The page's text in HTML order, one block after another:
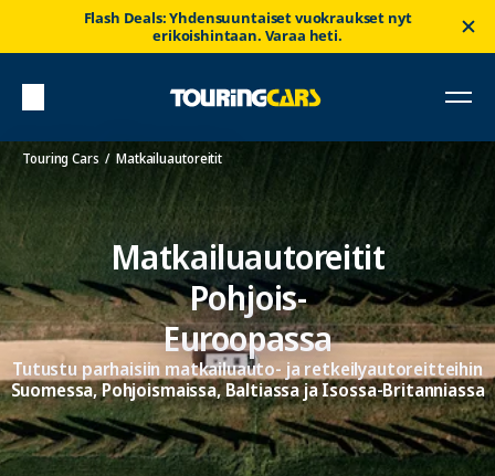
Flash Deals: Yhdensuuntaiset vuokraukset nyt
erikoishintaan. Varaa heti.
Touring Cars Matkailuautoreitit
Matkailuautoreitit
Pohjois-
Euroopassa
Tutustu parhaisiin matkailuauto- ja retkeilyautoreitteihin
Suomessa, Pohjoismaissa, Baltiassa ja Isossa-Britanniassa